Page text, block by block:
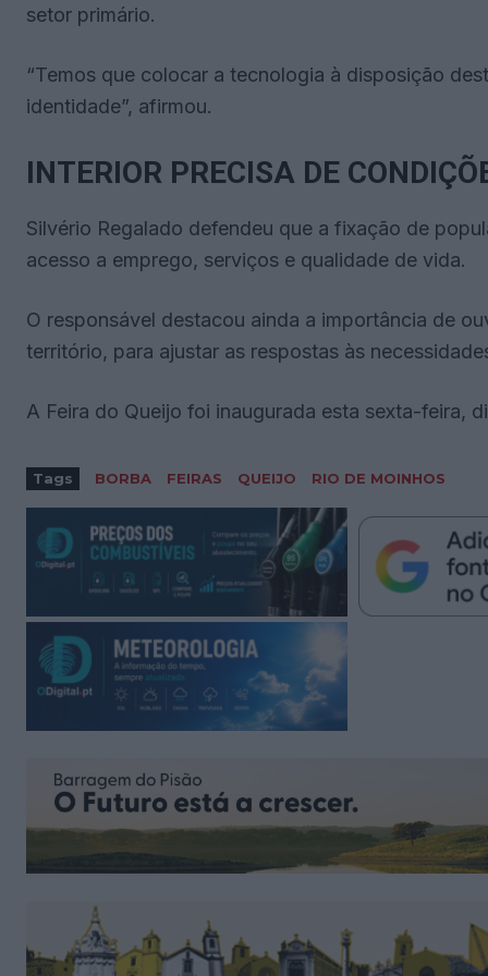
setor primário.
“Temos que colocar a tecnologia à disposição
identidade”, afirmou.
INTERIOR PRECISA DE
Silvério Regalado defendeu que a fixação de
acesso a emprego, serviços e qualidade de vida.
O responsável destacou ainda a importância de
território, para ajustar as respostas às
A Feira do Queijo foi inaugurada esta sexta-feira,
Tags BORBA FEIRAS QUEIJO RIO DE MOINHOS